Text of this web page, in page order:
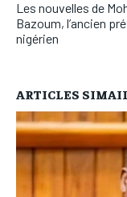
Les nouvelles de
Bazoum, l’ancien
nigérien
ARTICLES